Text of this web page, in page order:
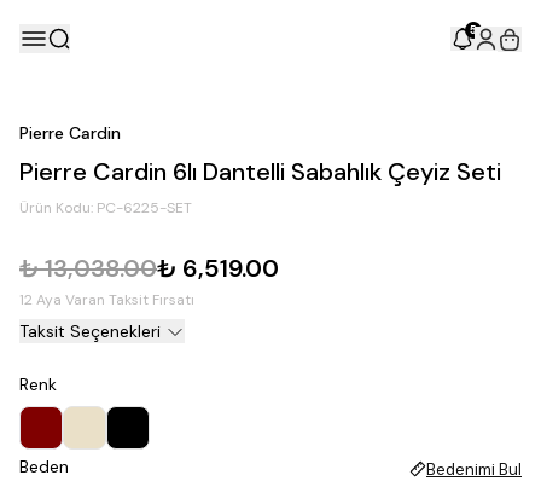
5
Pierre Cardin
Pierre Cardin 6lı Dantelli Sabahlık Çeyiz Seti
Ürün Kodu: PC-6225-SET
₺ 13,038.00₺ 6,519.00
12 Aya Varan Taksit Fırsatı
Taksit Seçenekleri
Renk
Beden Bedenimi Bul